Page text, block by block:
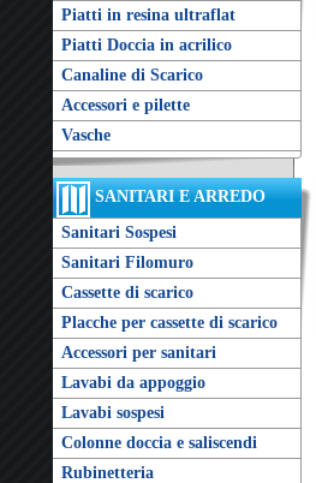
Piatti in resina ultraflat
Piatti Doccia in acrilico
Canaline di Scarico
Accessori e pilette
Vasche
SANITARI E ARREDO
Sanitari Sospesi
Sanitari Filomuro
Cassette di scarico
Placche per cassette di scarico
Accessori per sanitari
Lavabi da appoggio
Lavabi sospesi
Colonne doccia e saliscendi
Rubinetteria